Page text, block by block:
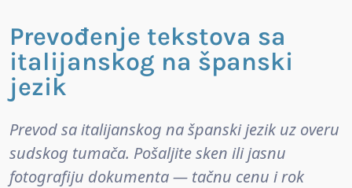
Prevođenje tekstova sa
italijanskog na španski
jezik
Prevod sa italijanskog na španski jezik uz overu
sudskog tumača. Pošaljite sken ili jasnu
fotografiju dokumenta — tačnu cenu i rok